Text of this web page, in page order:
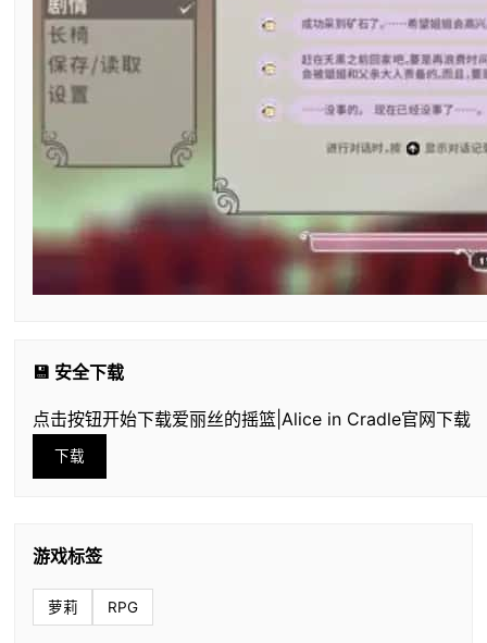
💾 安全下载
点击按钮开始下载爱丽丝的摇篮|Alice in Cradle官网下载
下载
游戏标签
萝莉 RPG